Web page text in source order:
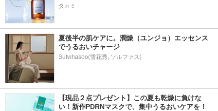
タカミ
夏後半の肌ケアに。潤燥（ユンジョ）エッセンス
でうるおいチャージ
Sulwhasoo(雪花秀, ソルファス)
【現品２点プレゼント】この夏も乾燥に負けな
い！新作PDRNマスクで、集中うるおいケアを！